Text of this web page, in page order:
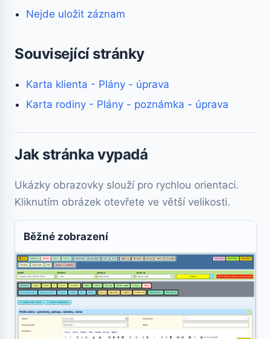
Nejde uložit záznam
Související stránky
Karta klienta - Plány - úprava
Karta rodiny - Plány - poznámka - úprava
Jak stránka vypadá
Ukázky obrazovky slouží pro rychlou orientaci.
Kliknutím obrázek otevřete ve větší velikosti.
Běžné zobrazení